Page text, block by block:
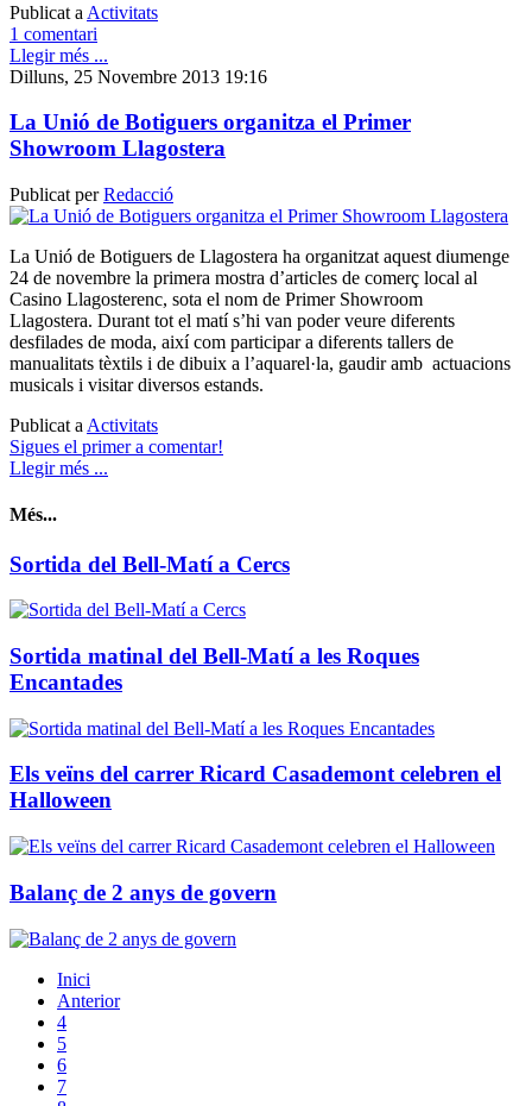
Publicat a Activitats
1 comentari
Llegir més ...
Dilluns, 25 Novembre 2013 19:16
La Unió de Botiguers organitza el Primer
Showroom Llagostera
Publicat perRedacció
La Unió de Botiguers de Llagostera ha organitzat aquest diumenge
24 de novembre la primera mostra d’articles de comerç local al
Casino Llagosterenc, sota el nom de Primer Showroom
Llagostera. Durant tot el matí s’hi van poder veure diferents
desfilades de moda, així com participar a diferents tallers de
manualitats tèxtils i de dibuix a l’aquarel·la, gaudir amb actuacions
musicals i visitar diversos estands.
Publicat a Activitats
Sigues el primer a comentar!
Llegir més ...
Més...
Sortida del Bell-Matí a Cercs
Sortida matinal del Bell-Matí a les Roques
Encantades
Els veïns del carrer Ricard Casademont celebren el
Halloween
Balanç de 2 anys de govern
Inici
Anterior
4
5
6
7